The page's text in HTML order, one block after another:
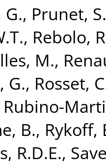
G., Prunet, S.
, Rebolo,
M.,
G., Rosset,
Rubino-
B., Rykoff,
R.D.E.,